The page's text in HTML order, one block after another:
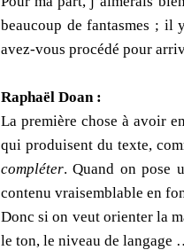
beaucoup de fantasmes ; il
avez-vous procédé pour
Raphaël Doan :
La première chose à avoir
qui produisent du texte,
compléter. Quand on pose
contenu vraisemblable en
Donc si on veut orienter la
le ton, le niveau de langage